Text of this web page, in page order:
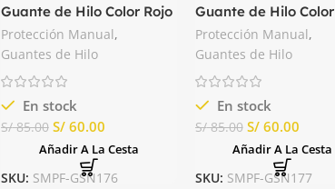
Guante de Hilo Color Rojo
Seguridad Nacional
Protección Manual,
Guantes de Hilo
En stock
S/85.00 S/60.00
Añadir A La Cesta
SKU: SMPF-GSN176
Guante de Hilo Color
Verde Seguridad
Nacional
Protección Manual,
Guantes de Hilo
En stock
S/85.00 S/60.00
Añadir A La Cesta
SKU: SMPF-GSN177